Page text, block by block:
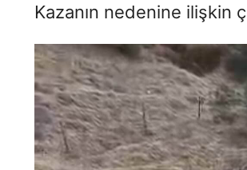
Kazanın nedenine ilişkin